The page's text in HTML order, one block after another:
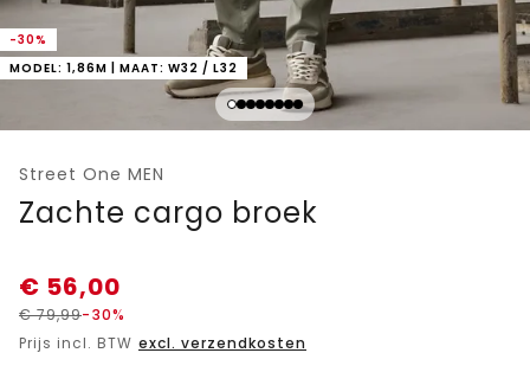
-30%
MODEL: 1,86M | MAAT: W32 / L32
Street One MEN
Zachte cargo broek
€ 56,00
€79,99-30%
Prijs incl. BTW excl. verzendkosten